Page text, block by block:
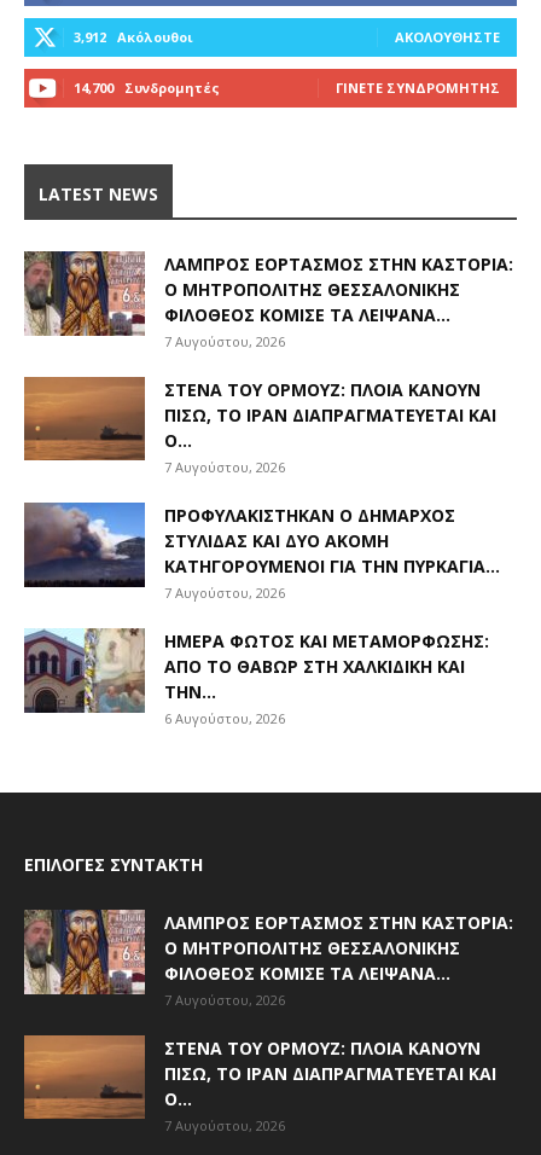
3,912 Ακόλουθοι ΑΚΟΛΟΥΘΉΣΤΕ
14,700 Συνδρομητές ΓΊΝΕΤΕ ΣΥΝΔΡΟΜΗΤΉΣ
LATEST NEWS
ΛΑΜΠΡΌΣ ΕΟΡΤΑΣΜΌΣ ΣΤΗΝ ΚΑΣΤΟΡΙΆ:
Ο ΜΗΤΡΟΠΟΛΊΤΗΣ ΘΕΣΣΑΛΟΝΊΚΗΣ
ΦΙΛΌΘΕΟΣ ΚΌΜΙΣΕ ΤΑ ΛΕΊΨΑΝΑ...
7 Αυγούστου, 2026
ΣΤΕΝΆ ΤΟΥ ΟΡΜΟΎΖ: ΠΛΟΊΑ ΚΆΝΟΥΝ
ΠΊΣΩ, ΤΟ ΙΡΆΝ ΔΙΑΠΡΑΓΜΑΤΕΎΕΤΑΙ ΚΑΙ
Ο...
7 Αυγούστου, 2026
ΠΡΟΦΥΛΑΚΊΣΤΗΚΑΝ Ο ΔΉΜΑΡΧΟΣ
ΣΤΥΛΊΔΑΣ ΚΑΙ ΔΎΟ ΑΚΌΜΗ
ΚΑΤΗΓΟΡΟΎΜΕΝΟΙ ΓΙΑ ΤΗΝ ΠΥΡΚΑΓΙΆ...
7 Αυγούστου, 2026
ΗΜΈΡΑ ΦΩΤΌΣ ΚΑΙ ΜΕΤΑΜΌΡΦΩΣΗΣ:
ΑΠΌ ΤΟ ΘΑΒΏΡ ΣΤΗ ΧΑΛΚΙΔΙΚΉ ΚΑΙ
ΤΗΝ...
6 Αυγούστου, 2026
ΕΠΙΛΟΓΈΣ ΣΥΝΤΆΚΤΗ
ΛΑΜΠΡΌΣ ΕΟΡΤΑΣΜΌΣ ΣΤΗΝ ΚΑΣΤΟΡΙΆ:
Ο ΜΗΤΡΟΠΟΛΊΤΗΣ ΘΕΣΣΑΛΟΝΊΚΗΣ
ΦΙΛΌΘΕΟΣ ΚΌΜΙΣΕ ΤΑ ΛΕΊΨΑΝΑ...
7 Αυγούστου, 2026
ΣΤΕΝΆ ΤΟΥ ΟΡΜΟΎΖ: ΠΛΟΊΑ ΚΆΝΟΥΝ
ΠΊΣΩ, ΤΟ ΙΡΆΝ ΔΙΑΠΡΑΓΜΑΤΕΎΕΤΑΙ ΚΑΙ
Ο...
7 Αυγούστου, 2026